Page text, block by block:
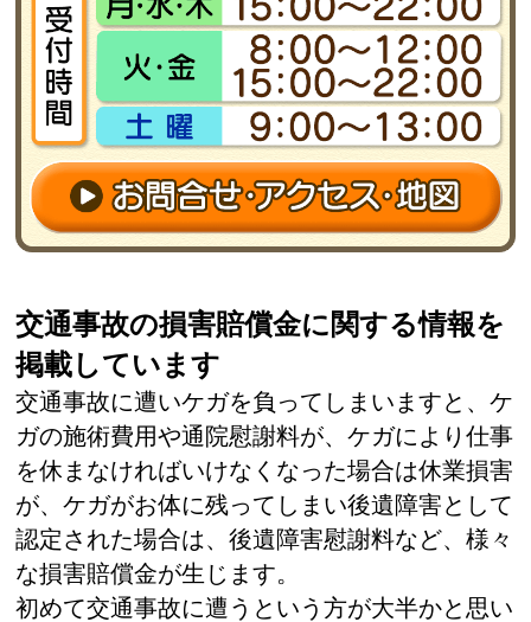
交通事故の損害賠償金に関する情報を
掲載しています
交通事故に遭いケガを負ってしまいますと、ケ
ガの施術費用や通院慰謝料が、ケガにより仕事
を休まなければいけなくなった場合は休業損害
が、ケガがお体に残ってしまい後遺障害として
認定された場合は、後遺障害慰謝料など、様々
な損害賠償金が生じます。
初めて交通事故に遭うという方が大半かと思い